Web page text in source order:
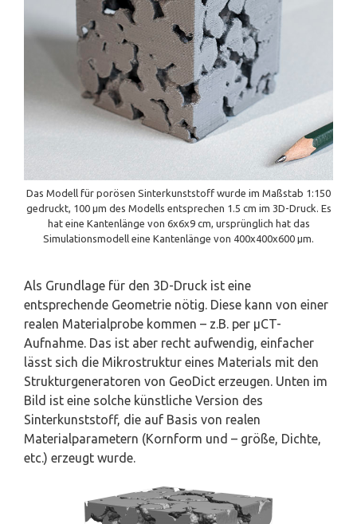
Das Modell für porösen Sinterkunststoff wurde im Maßstab 1:150
gedruckt, 100 µm des Modells entsprechen 1.5 cm im 3D-Druck. Es
hat eine Kantenlänge von 6x6x9 cm, ursprünglich hat das
Simulationsmodell eine Kantenlänge von 400x400x600 µm.
Als Grundlage für den 3D-Druck ist eine
entsprechende Geometrie nötig. Diese kann von einer
realen Materialprobe kommen – z.B. per µCT-
Aufnahme. Das ist aber recht aufwendig, einfacher
lässt sich die Mikrostruktur eines Materials mit den
Strukturgeneratoren von GeoDict erzeugen. Unten im
Bild ist eine solche künstliche Version des
Sinterkunststoff, die auf Basis von realen
Materialparametern (Kornform und – größe, Dichte,
etc.) erzeugt wurde.